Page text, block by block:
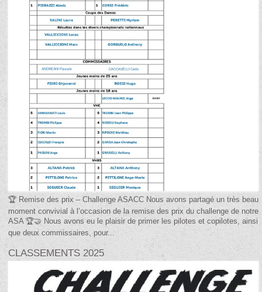
🏆 Remise des prix – Challenge ASACC Nous avons partagé un très beau
moment convivial à l’occasion de la remise des prix du challenge de notre
ASA 🏆🤝 Nous avons eu le plaisir de primer les pilotes et copilotes, ainsi
que deux commissaires, pour...
CLASSEMENTS 2025